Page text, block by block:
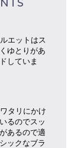
エットはス
ゆとりがあ
していま
タリにかけ
るのでスッ
あるので適
ックなブラ